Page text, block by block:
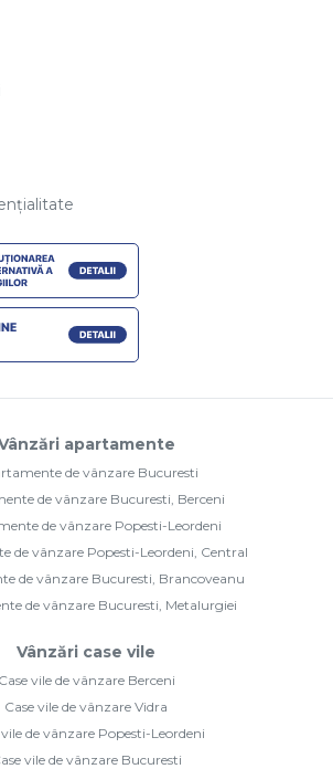
apartamente
de vânzare Bucuresti
de vânzare Bucuresti, Berceni
de vânzare Popesti-Leordeni
de vânzare Popesti-Leordeni, Central
de vânzare Bucuresti, Brancoveanu
de vânzare Bucuresti, Metalurgiei
Vânzări case vile
Case vile de vânzare Berceni
Case vile de vânzare Vidra
vile de vânzare Popesti-Leordeni
vile de vânzare Bucuresti